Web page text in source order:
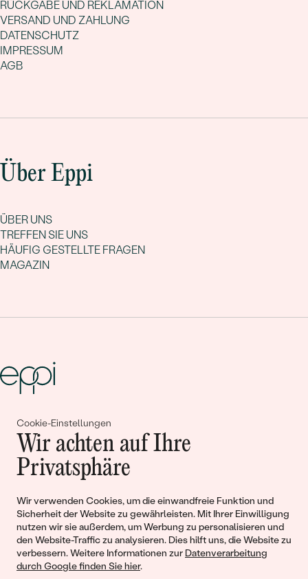
Cookie-Einstellungen
Wir achten auf Ihre
Privatsphäre
Wir verwenden Cookies, um die einwandfreie Funktion und
Sicherheit der Website zu gewährleisten. Mit Ihrer Einwilligung
nutzen wir sie außerdem, um Werbung zu personalisieren und
den Website-Traffic zu analysieren. Dies hilft uns, die Website zu
verbessern. Weitere Informationen zur Datenverarbeitung
durch Google finden Sie hier.
RÜCKGABE UND REKLAMATION
VERSAND UND ZAHLUNG
DATENSCHUTZ
IMPRESSUM
AGB
Über Eppi
ÜBER UNS
TREFFEN SIE UNS
HÄUFIG GESTELLTE FRAGEN
MAGAZIN
Gemeinsam erschaffen wir
Geschichten von Schönheit und
Liebe
Begleiten Sie uns!